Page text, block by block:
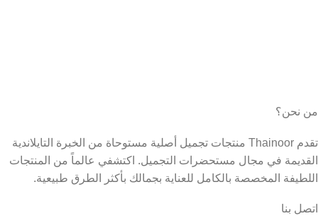
من نحن؟
تقدم Thainoor منتجات تجميل أصلية مستوحاة من الخبرة التايلاندية
القديمة في مجال مستحضرات التجميل. اكتشفي عالماً من المنتجات
اللطيفة المخصصة بالكامل للعناية بجمالك بأكثر الطرق طبيعية.
اتصل بنا